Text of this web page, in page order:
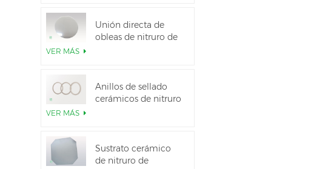
Unión directa de
obleas de nitruro de
VER MÁS
Anillos de sellado
cerámicos de nitruro
VER MÁS
Sustrato cerámico
de nitruro de